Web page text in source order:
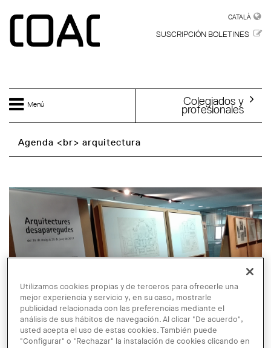
CATALÀ
SUSCRIPCIÓN BOLETINES
Menú Colegiados y
profesionales
Agenda <br> arquitectura
Utilizamos cookies propias y de terceros para ofrecerle una
mejor experiencia y servicio y, en su caso, mostrarle
publicidad relacionada con las preferencias mediante el
análisis de sus hábitos de navegación. Al clicar "De acuerdo",
usted acepta el uso de estas cookies. También puede
"Configurar" o "Rechazar" la instalación de cookies clicando en